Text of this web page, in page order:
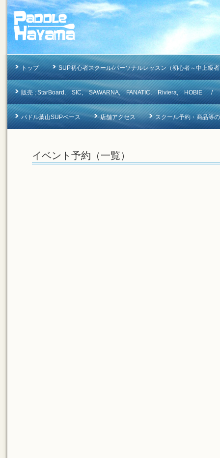
トップ SUP初心者スクール/パーソナルレッスン（初心者～中上級
販売 ; StarBoard, SIC, SAWARNA, FANATIC, Riviera, HOBIE /
パドル葉山SUPベース 店舗アクセス スクール予約・商品
イベント予約（一覧）